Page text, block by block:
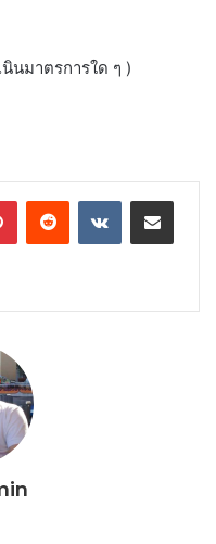
นมาตรการใด ๆ )
PinterestReddit VKontakteShare via Email